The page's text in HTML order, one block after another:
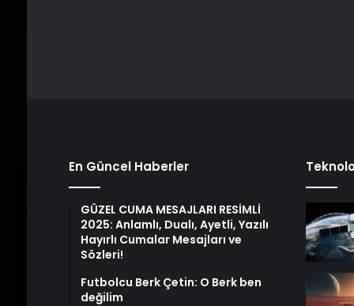
En Güncel Haberler
GÜZEL CUMA MESAJLARI RESİMLİ
2025: Anlamlı, Dualı, Ayetli, Yazılı
Hayırlı Cumalar Mesajları ve
Sözleri!
Futbolcu Berk Çetin: O Berk ben
değilim